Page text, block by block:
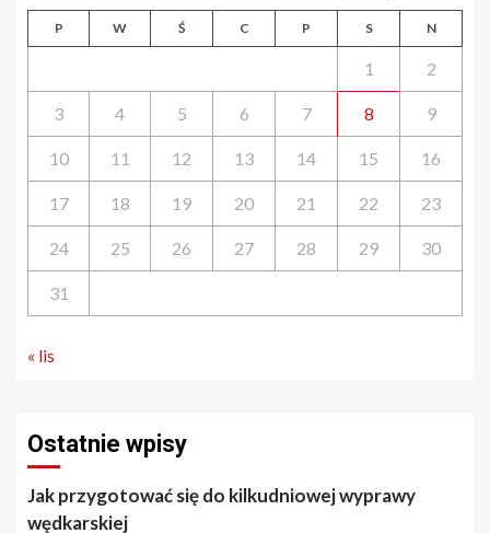
P W Ś C P S N
1 2
3 4 5 6 7 8 9
10 11 12 13 14 15 16
17 18 19 20 21 22 23
24 25 26 27 28 29 30
31
« lis
Ostatnie wpisy
Jak przygotować się do kilkudniowej wyprawy
wędkarskiej